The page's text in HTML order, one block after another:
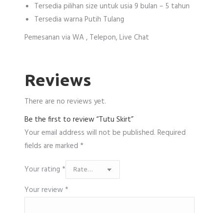
Tersedia pilihan size untuk usia 9 bulan – 5 tahun
Tersedia warna Putih Tulang
Pemesanan via WA , Telepon, Live Chat
Reviews
There are no reviews yet.
Be the first to review “Tutu Skirt”
Your email address will not be published. Required
fields are marked *
Your rating *
Your review *